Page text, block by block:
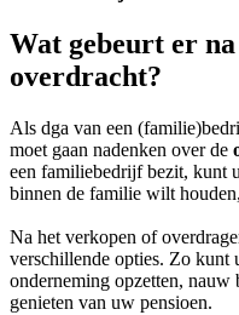
Wat gebeurt er
overdracht?
Als dga van een
moet gaan nadenken over de
een familiebedrijf bezit, kunt
binnen de familie wilt
Na het verkopen of
verschillende opties. Zo kunt
onderneming opzetten,
genieten van uw pensioen.